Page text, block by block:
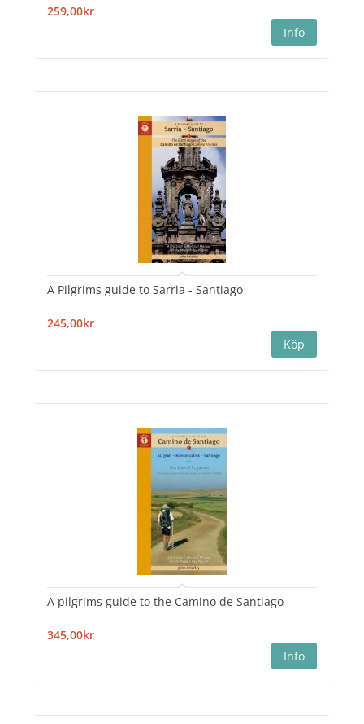
259,00kr
A Pilgrims guide to Sarria - Santiago
245,00kr
A pilgrims guide to the Camino de Santiago
345,00kr